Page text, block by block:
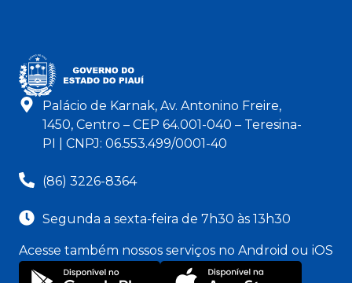
Palácio de Karnak, Av. Antonino Freire,
1450, Centro – CEP 64.001-040 – Teresina-
PI | CNPJ: 06.553.499/0001-40
(86) 3226-8364
Segunda a sexta-feira de 7h30 às 13h30
Acesse também nossos serviços no Android ou iOS